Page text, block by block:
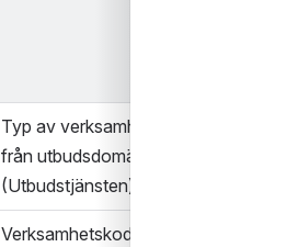
Typ av verksamhet hämtas ej från
från utbudsdomänen
(Utbudstjänsten)
Verksamhetskod hämtas ej från